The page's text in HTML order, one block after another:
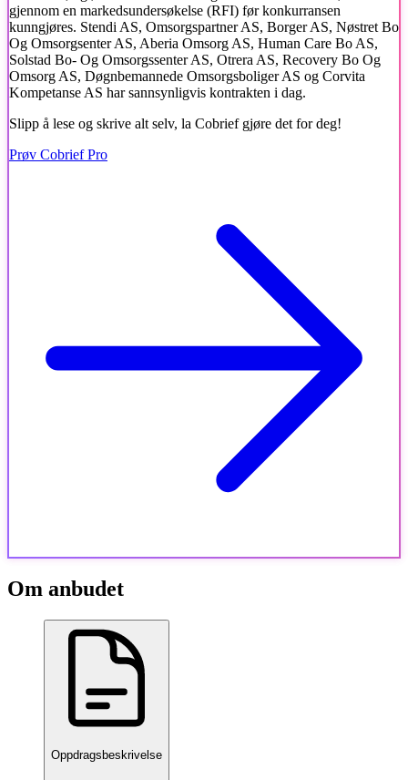
gjennom en markedsundersøkelse (RFI) før konkurransen
kunngjøres. Stendi AS, Omsorgspartner AS, Borger AS, Nøstret Bo
Og Omsorgsenter AS, Aberia Omsorg AS, Human Care Bo AS,
Solstad Bo- Og Omsorgssenter AS, Otrera AS, Recovery Bo Og
Omsorg AS, Døgnbemannede Omsorgsboliger AS og Corvita
Kompetanse AS har sannsynligvis kontrakten i dag.
Slipp å lese og skrive alt selv, la Cobrief gjøre det for deg!
Prøv Cobrief Pro
Om anbudet
Oppdragsbeskrivelse